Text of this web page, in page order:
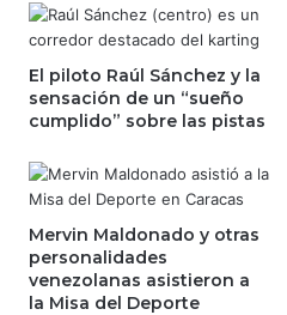
El piloto Raúl Sánchez y la
sensación de un “sueño
cumplido” sobre las pistas
Mervin Maldonado y otras
personalidades
venezolanas asistieron a
la Misa del Deporte